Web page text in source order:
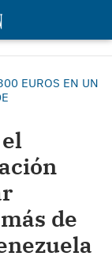
EUROS EN UN
de